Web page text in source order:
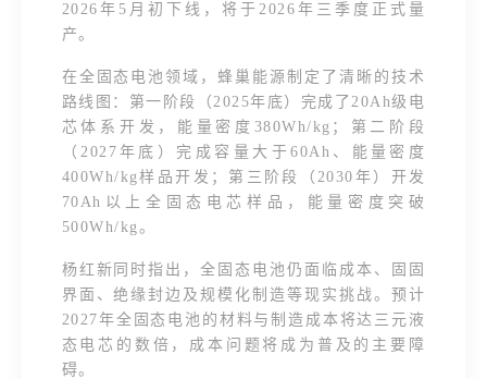
2026年5月初下线，将于2026年三季度正式量
产。
在全固态电池领域，蜂巢能源制定了清晰的技术
路线图：第一阶段（2025年底）完成了20Ah级电
芯体系开发，能量密度380Wh/kg；第二阶段
（2027年底）完成容量大于60Ah、能量密度
400Wh/kg样品开发；第三阶段（2030年）开发
70Ah以上全固态电芯样品，能量密度突破
500Wh/kg。
杨红新同时指出，全固态电池仍面临成本、固固
界面、绝缘封边及规模化制造等现实挑战。预计
2027年全固态电池的材料与制造成本将达三元液
态电芯的数倍，成本问题将成为普及的主要障
碍。